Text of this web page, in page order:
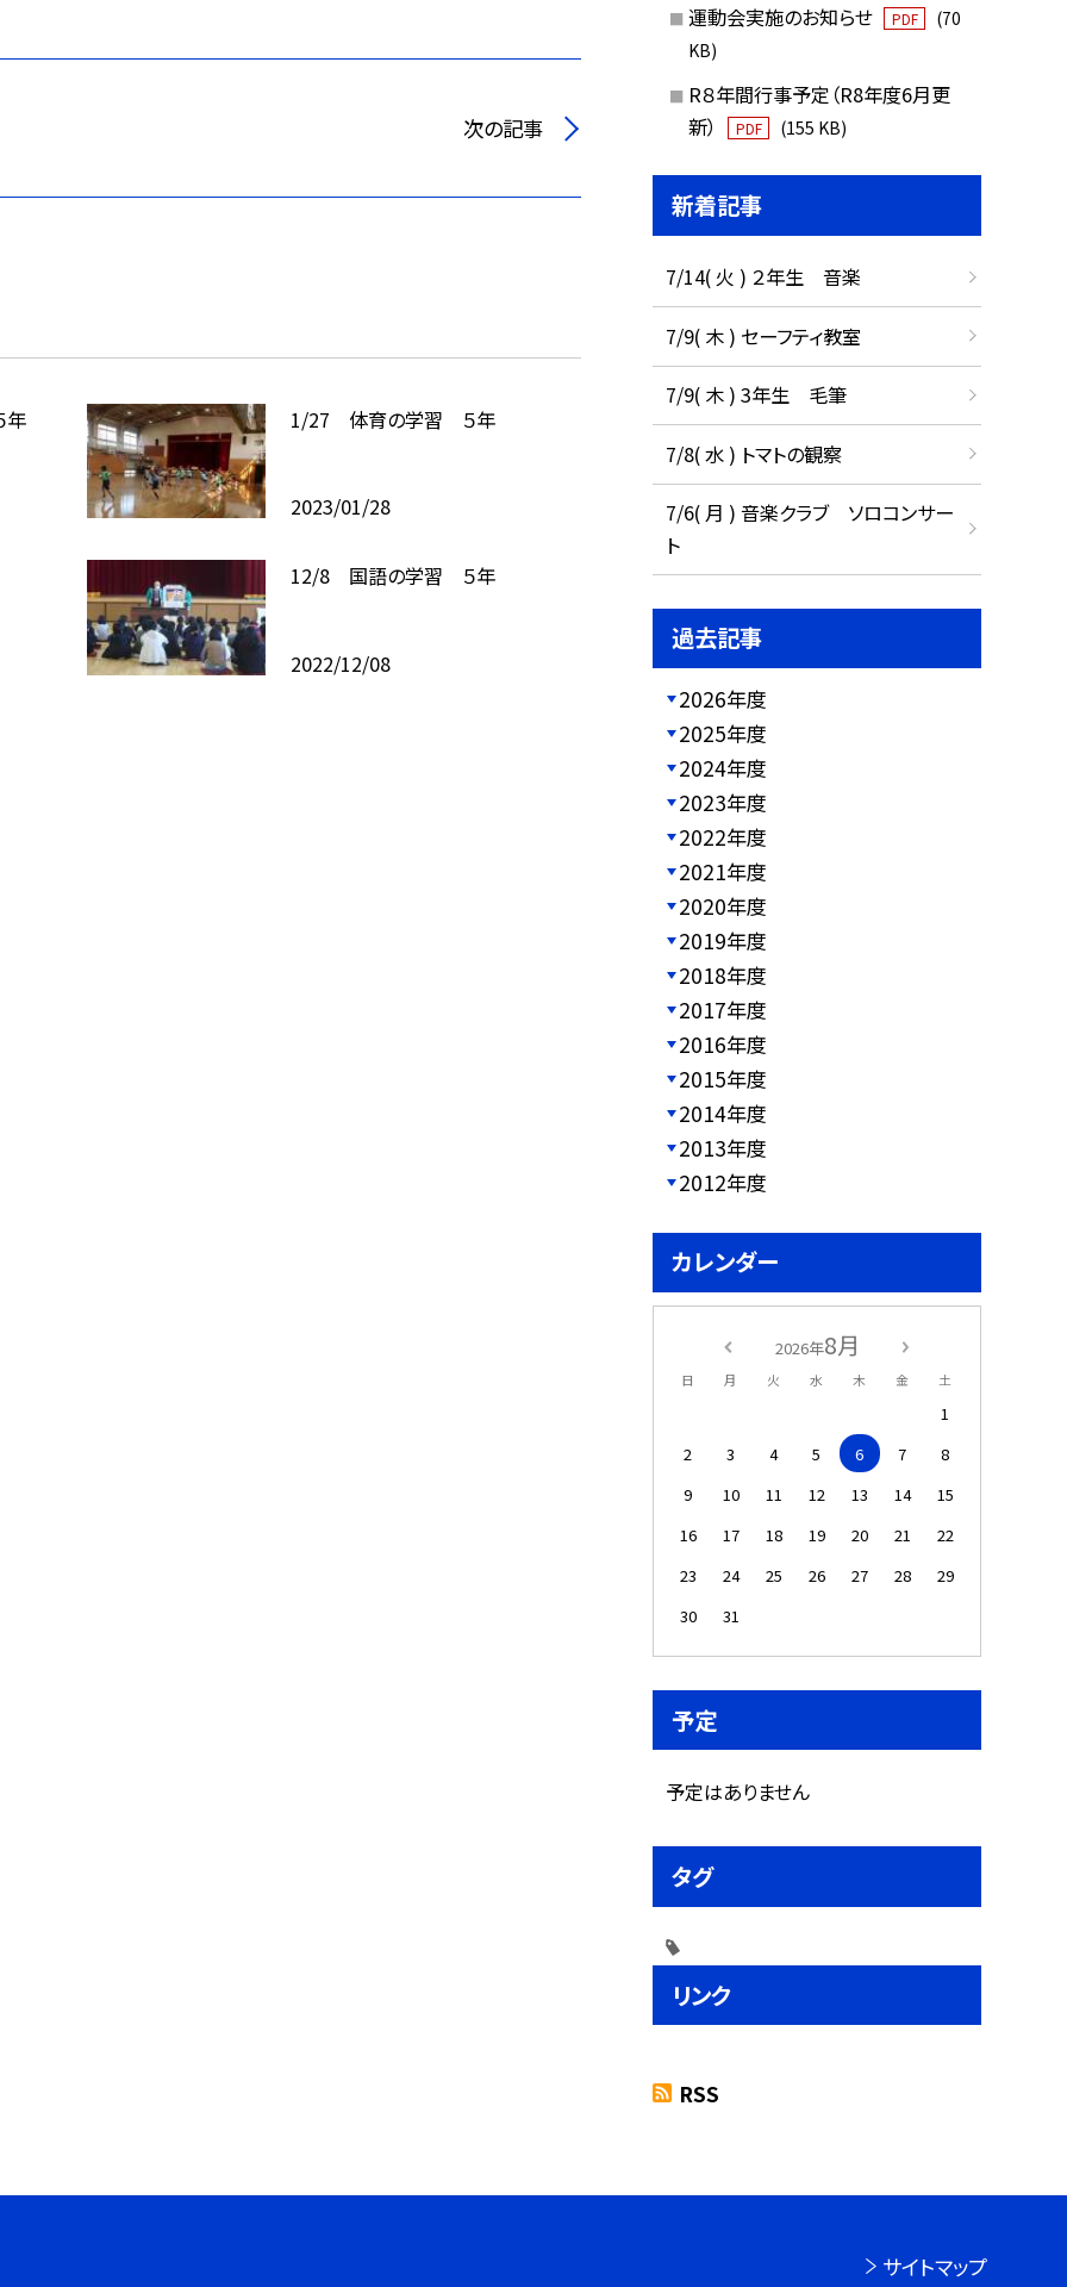
次の記事
1/27 体育の学習 ５年
2023/01/28
12/8 国語の学習 ５年
2022/12/08
運動会実施のお知らせ PDF
(70
KB)
R８年間行事予定（R8年度6月更
新）
PDF (155 KB)
新着記事
7/14( 火 ) ２年生 音楽
7/9( 木 ) セーフティ教室
7/9( 木 ) 3年生 毛筆
7/8( 水 ) トマトの観察
7/6( 月 ) 音楽クラブ ソロコンサー
ト
過去記事
2026年度
2025年度
2024年度
2023年度
2022年度
2021年度
2020年度
2019年度
2018年度
2017年度
2016年度
2015年度
2014年度
2013年度
2012年度
カレンダー
2026年8月
日 月 火 水 木 金 土
1
2
3 4 5 6 7
8
9
10 11 12 13 14
15
16
17 18 19 20 21
22
23
24 25 26 27 28
29
30
31
予定
予定はありません
タグ
リンク
RSS
サイトマップ